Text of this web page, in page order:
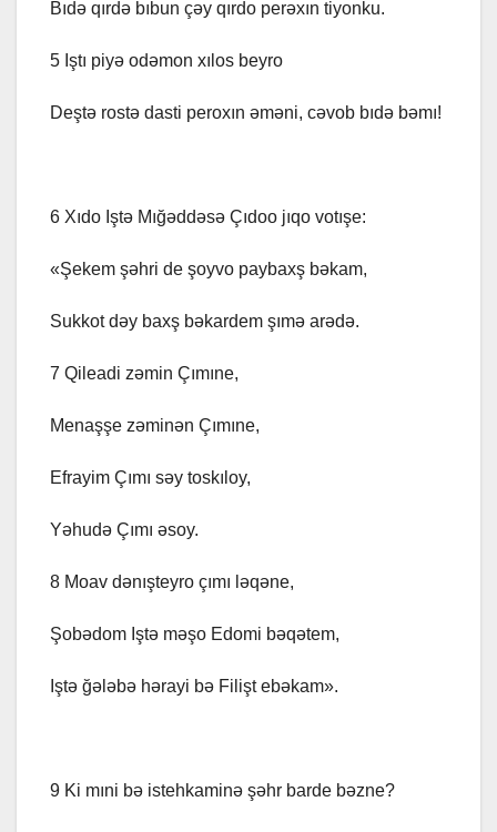
Bıdə qırdə bıbun çəy qırdo perəxın tiyonku.
5 Iştı piyə odəmon xılos beyro
Deştə rostə dasti peroxın əməni, cəvob bıdə bəmı!
6 Xıdo Iştə Mığəddəsə Çıdoo jıqo votışe:
«Şekem şəhri de şoyvo paybaxş bəkam,
Sukkot dəy baxş bəkardem şımə arədə.
7 Qileadi zəmin Çımıne,
Menaşşe zəminən Çımıne,
Efrayim Çımı səy toskıloy,
Yəhudə Çımı əsoy.
8 Moav dənışteyro çımı ləqəne,
Şobədom Iştə məşo Edomi bəqətem,
Iştə ğələbə hərayi bə Filişt ebəkam».
9 Ki mıni bə istehkaminə şəhr barde bəzne?